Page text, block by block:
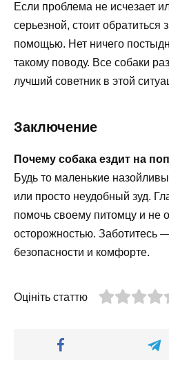
Если проблема не исчезает
серьезной, стоит обратиться
помощью. Нет ничего
такому поводу. Все собаки
лучший советник в этой
Заключение
Почему собака ездит на
Будь то маленькие
или просто неудобный зуд.
помочь своему питомцу и не
осторожностью. Заботитесь
безопасности и комфорте.
Оцініть статтю